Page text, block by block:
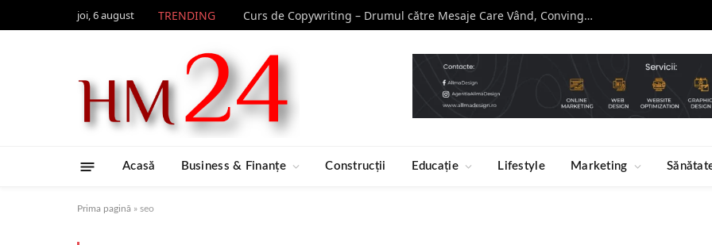
joi, 6 august TRENDING Curs de Copywriting – Drumul către Mesaje Care Vând, Conving și Construiesc Branduri Puternice
Acasă Business & Finanțe Construcții Educație Lifestyle Marketing
Prima pagină » seo